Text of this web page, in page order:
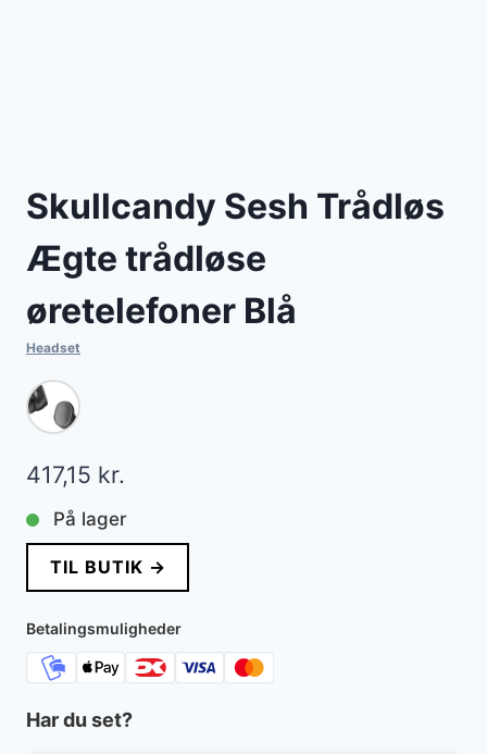
Skullcandy Sesh Trådløs
Ægte trådløse
øretelefoner Blå
Headset
417,15 kr.
På lager
TIL BUTIK →
Betalingsmuligheder
Har du set?